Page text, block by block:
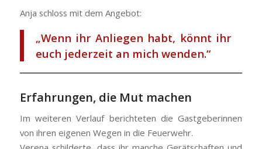
Anja schloss mit dem Angebot:
„Wenn ihr Anliegen habt, könnt ihr
euch jederzeit an mich wenden.“
Erfahrungen, die Mut machen
Im weiteren Verlauf berichteten die Gastgeberinnen
von ihren eigenen Wegen in die Feuerwehr.